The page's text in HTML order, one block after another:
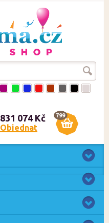
831 074 Kč
Objednat
799